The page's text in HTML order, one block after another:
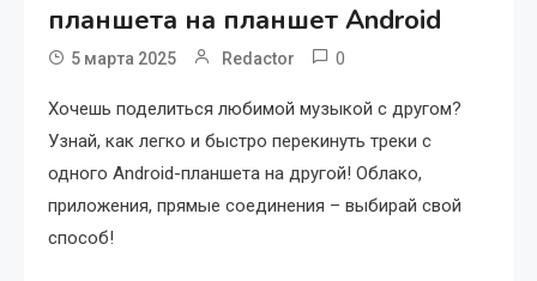
планшета на планшет Android
5 марта 2025 Redactor 0
Хочешь поделиться любимой музыкой с другом?
Узнай, как легко и быстро перекинуть треки с
одного Android-планшета на другой! Облако,
приложения, прямые соединения – выбирай свой
способ!